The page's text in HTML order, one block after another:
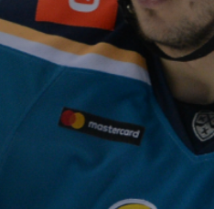
Амур
Барыс
Салават Юлаев